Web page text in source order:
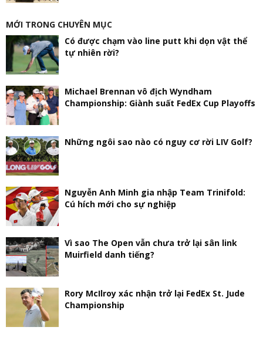
MỚI TRONG CHUYÊN MỤC
Có được chạm vào line putt khi dọn vật thể
tự nhiên rời?
Michael Brennan vô địch Wyndham
Championship: Giành suất FedEx Cup Playoffs
Những ngôi sao nào có nguy cơ rời LIV Golf?
Nguyễn Anh Minh gia nhập Team Trinifold:
Cú hích mới cho sự nghiệp
Vì sao The Open vẫn chưa trở lại sân link
Muirfield danh tiếng?
Rory McIlroy xác nhận trở lại FedEx St. Jude
Championship